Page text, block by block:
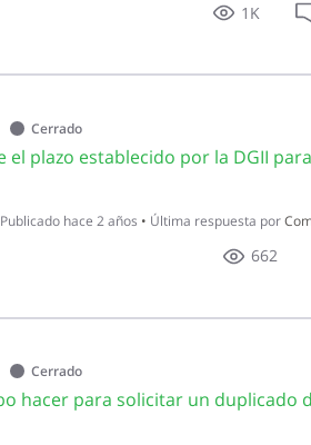
1K
Cerrado
Publicado hace 2 años • Última respuesta por
662
Cerrado